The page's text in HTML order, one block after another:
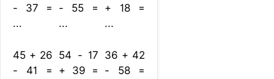
- 37 =
...
- 55 =
...
+ 18 =
...
45 + 26
- 41 =
54 - 17
+ 39 =
36 + 42
- 58 =